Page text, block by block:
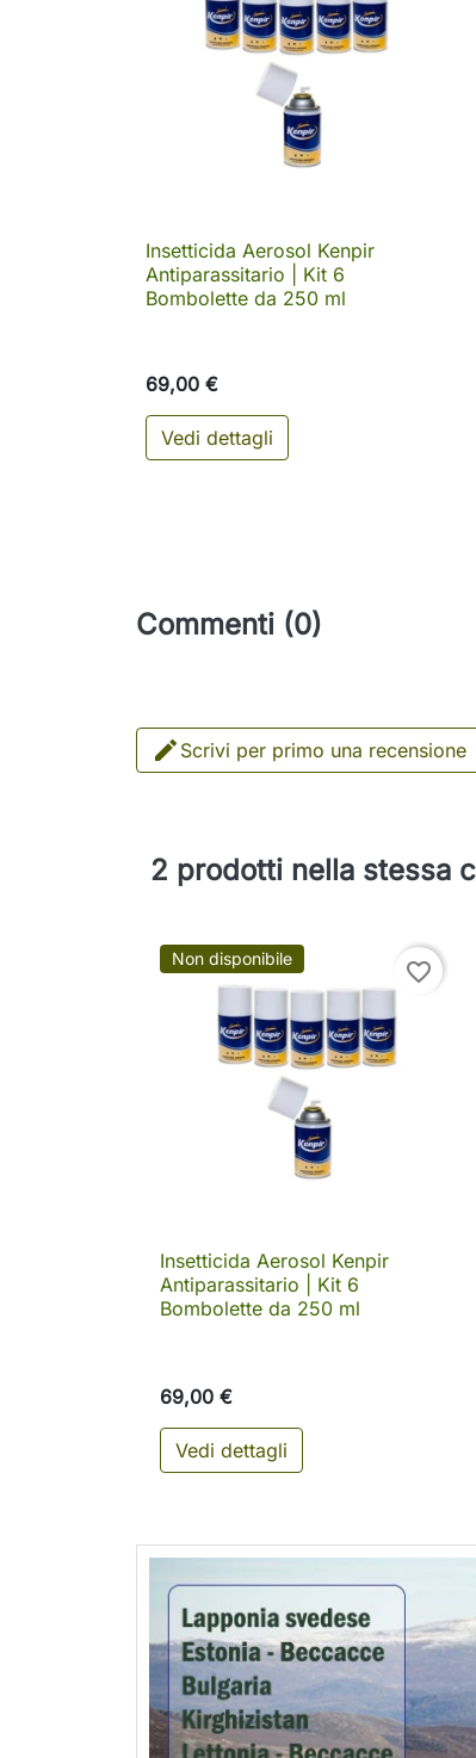
 Anteprima
Insetticida Aerosol Kenpir
Antiparassitario | Kit 6
Bombolette da 250 ml
69,00 €
Vedi dettagli
Commenti (0)
 Scrivi per primo una recensione
2 prodotti nella stessa
Non disponibile favorite_border
 Anteprima
Insetticida Aerosol Kenpir
Antiparassitario | Kit 6
Bombolette da 250 ml
69,00 €
Vedi dettagli